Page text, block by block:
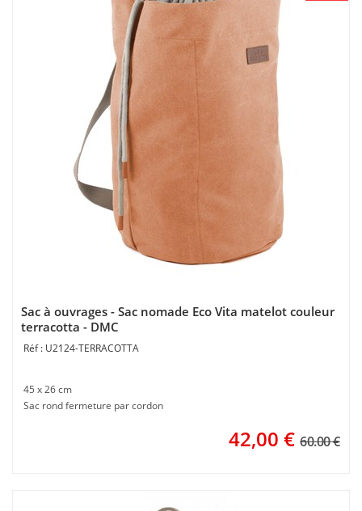
Sac à ouvrages - Sac nomade Eco Vita matelot couleur
terracotta - DMC
U2124-TERRACOTTA
45 x 26 cm
Sac rond fermeture par cordon
42,00 € 60.00 €